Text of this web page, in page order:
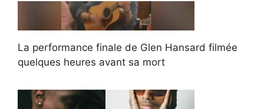
La performance finale de Glen Hansard filmée
quelques heures avant sa mort